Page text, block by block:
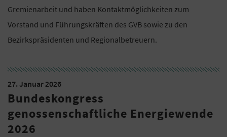
Gremienarbeit und haben Kontaktmöglichkeiten zum
Vorstand und Führungskräften des GVB sowie zu den
Bezirkspräsidenten und Regionalbetreuern.
27. Januar 2026
Bundeskongress
genossenschaftliche Energiewende
2026